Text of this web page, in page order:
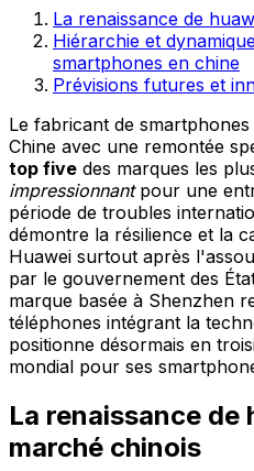
La renaissance de
Hiérarchie et
smartphones en chine
Prévisions futures et
Le fabricant de
Chine avec une remontée
top five des marques les
impressionnantpour une
période de troubles
démontre la résilience et la
Huawei surtout après
par le gouvernement des
marque basée à Shenzhen
téléphones intégrant la
positionne désormais en
mondial pour ses
La renaissance de
marché chinois